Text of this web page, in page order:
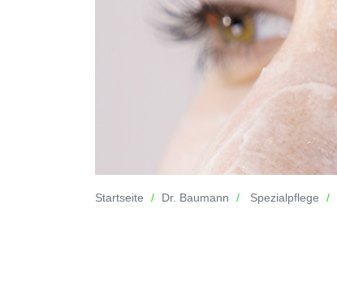
Startseite Dr. Baumann Spezialpflege